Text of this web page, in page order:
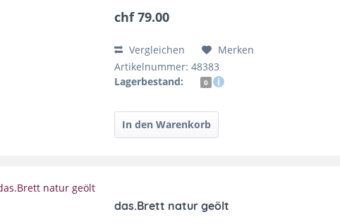
chf 79.00
Vergleichen
Merken
Artikelnummer: 48383
Lagerbestand:
0
das.Brett natur geölt